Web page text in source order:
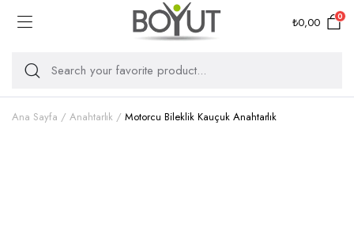
₺0,00 0
Ana Sayfa Anahtarlık Motorcu Bileklik Kauçuk Anahtarlık